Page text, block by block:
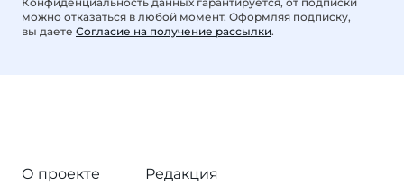
можно отказаться в любой момент. Оформляя подписку,
вы даете Согласие на получение рассылки.
О проекте
Редакция